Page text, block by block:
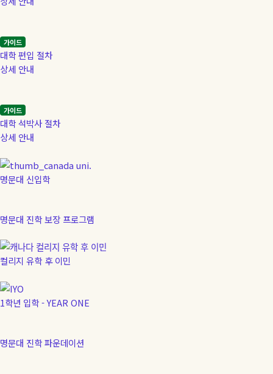
가이드
대학 편입 절차
상세 안내
가이드
대학 석박사 절차
상세 안내
명문대 신입학
명문대 진학 보장 프로그램
컬리지 유학 후 이민
1학년 입학 - YEAR ONE
명문대 진학 파운데이션